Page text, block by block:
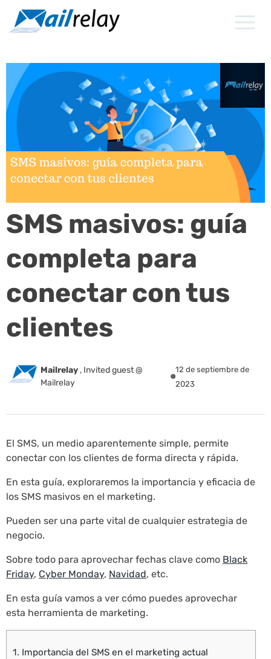
contenido
SMS masivos: guía
completa para
conectar con tus
clientes
Mailrelay, Invited guest @
Mailrelay
12 de septiembre de
2023
El SMS, un medio aparentemente simple, permite
conectar con los clientes de forma directa y rápida.
En esta guía, exploraremos la importancia y eficacia de
los SMS masivos en el marketing.
Pueden ser una parte vital de cualquier estrategia de
negocio.
Sobre todo para aprovechar fechas clave como Black
Friday, Cyber Monday, Navidad, etc.
En esta guía vamos a ver cómo puedes aprovechar
esta herramienta de marketing.
1. Importancia del SMS en el marketing actual